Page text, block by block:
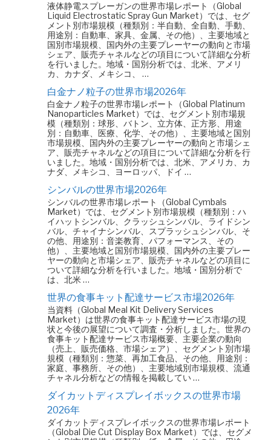
液体静電スプレーガンの世界市場レポート（Global
Liquid Electrostatic Spray Gun Market）では、セグ
メント別市場規模（種類別：半自動、全自動、手動、
用途別：自動車、家具、金属、その他）、主要地域と
国別市場規模、国内外の主要プレーヤーの動向と市場
シェア、販売チャネルなどの項目について詳細な分析
を行いました。地域・国別分析では、北米、アメリ
カ、カナダ、メキシコ、 …
白金ナノ粒子の世界市場2026年
白金ナノ粒子の世界市場レポート（Global Platinum
Nanoparticles Market）では、セグメント別市場規
模（種類別：球形、バトン、立方体、正方形、用途
別：自動車、医療、化学、その他）、主要地域と国別
市場規模、国内外の主要プレーヤーの動向と市場シェ
ア、販売チャネルなどの項目について詳細な分析を行
いました。地域・国別分析では、北米、アメリカ、カ
ナダ、メキシコ、ヨーロッパ、ドイ …
シンバルの世界市場2026年
シンバルの世界市場レポート（Global Cymbals
Market）では、セグメント別市場規模（種類別：ハ
イハットシンバル、クラッシュシンバル、ライドシン
バル、チャイナシンバル、スプラッシュシンバル、そ
の他、用途別：音楽教育、パフォーマンス、その
他）、主要地域と国別市場規模、国内外の主要プレー
ヤーの動向と市場シェア、販売チャネルなどの項目に
ついて詳細な分析を行いました。地域・国別分析で
は、北米 …
世界の食事キット配達サービス市場2026年
当資料（Global Meal Kit Delivery Services
Market）は世界の食事キット配達サービス市場の現
状と今後の展望について調査・分析しました。世界の
食事キット配達サービス市場概要、主要企業の動向
（売上、販売価格、市場シェア）、セグメント別市場
規模（種類別：惣菜、再加工食品、その他、用途別：
家庭、事務所、その他）、主要地域別市場規模、流通
チャネル分析などの情報を掲載してい …
ダイカットディスプレイボックスの世界市場
2026年
ダイカットディスプレイボックスの世界市場レポート
（Global Die Cut Display Box Market）では、セグメ